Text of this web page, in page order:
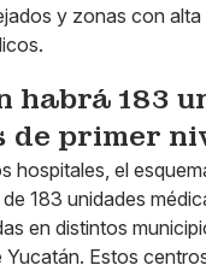
y zonas con alta
habrá 183
de primer
hospitales, el
183 unidades
en distintos
Yucatán. Estos